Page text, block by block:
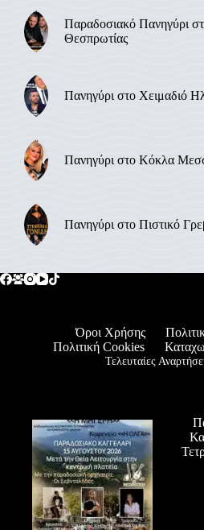
Παραδοσιακό Πανηγύρι
Θεσπρωτίας
Πανηγύρι στο Χειμαδιό
Πανηγύρι στο Κόκλα
Πανηγύρι στο Πιστικό
Όροι Χρήσης
Πολιτική Cookies
Τελευταίες